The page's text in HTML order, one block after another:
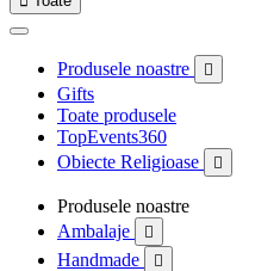
Produsele noastre 
Gifts
Toate produsele
TopEvents360
Obiecte Religioase

Produsele noastre
Ambalaje

Handmade 